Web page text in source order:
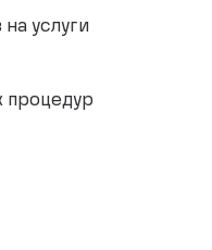
услуги
процедур